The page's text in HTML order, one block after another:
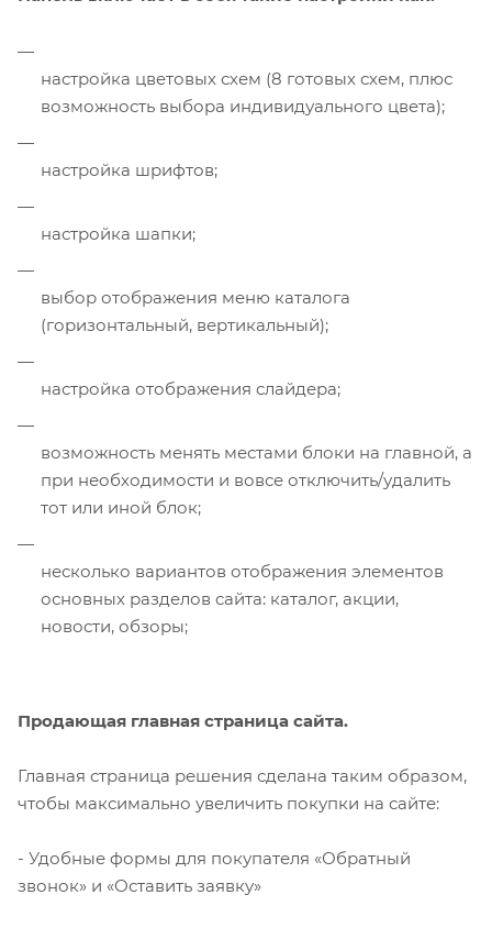
настройка цветовых схем (8 готовых схем, плюс
возможность выбора индивидуального цвета);
настройка шрифтов;
настройка шапки;
выбор отображения меню каталога
(горизонтальный, вертикальный);
настройка отображения слайдера;
возможность менять местами блоки на главной, а
при необходимости и вовсе отключить/удалить
тот или иной блок;
несколько вариантов отображения элементов
основных разделов сайта: каталог, акции,
новости, обзоры;
Продающая главная страница сайта.
Главная страница решения сделана таким образом,
чтобы максимально увеличить покупки на сайте:
- Удобные формы для покупателя «Обратный
звонок» и «Оставить заявку»